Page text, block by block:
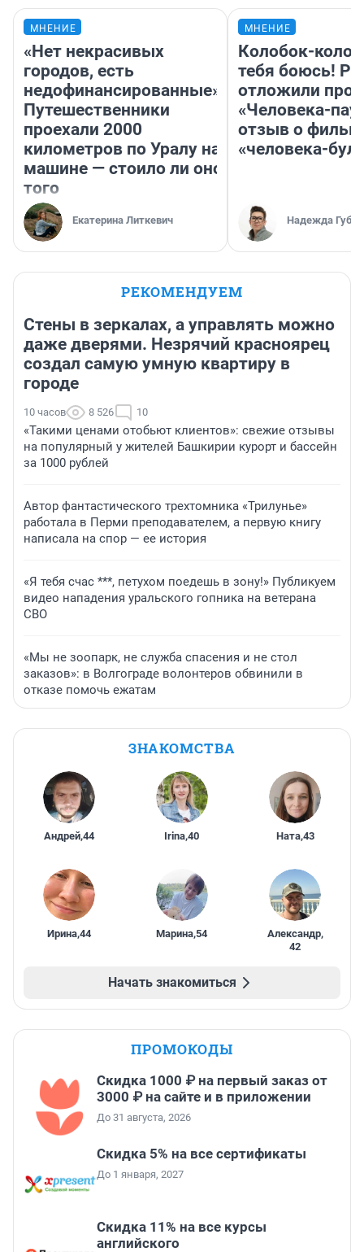
МНЕНИЕ
«Нет некрасивых
городов, есть
недофинансированные».
Путешественники
проехали 2000
километров по Уралу на
машине — стоило ли оно
того
Екатерина Литкевич
МНЕНИЕ
Колобок-
тебя боюсь!
отложили
«Человека-
отзыв о
«человека-
Надежда
РЕКОМЕНДУЕМ
Стены в зеркалах, а управлять можно
даже дверями. Незрячий красноярец
создал самую умную квартиру в
городе
10 часов 8 526 10
«Такими ценами отобьют клиентов»: свежие отзывы
на популярный у жителей Башкирии курорт и бассейн
за 1000 рублей
Автор фантастического трехтомника «Трилунье»
работала в Перми преподавателем, а первую книгу
написала на спор — ее история
«Я тебя счас ***, петухом поедешь в зону!» Публикуем
видео нападения уральского гопника на ветерана
СВО
«Мы не зоопарк, не служба спасения и не стол
заказов»: в Волгограде волонтеров обвинили в
отказе помочь ежатам
ЗНАКОМСТВА
Андрей,44 Irina,40 Ната,43
Ирина,44 Марина,54 Александр,
42
Начать знакомиться
ПРОМОКОДЫ
Скидка 1000 ₽ на первый заказ от
3000 ₽ на сайте и в приложении
До 31 августа, 2026
Скидка 5% на все сертификаты
До 1 января, 2027
Скидка 11% на все курсы
английского